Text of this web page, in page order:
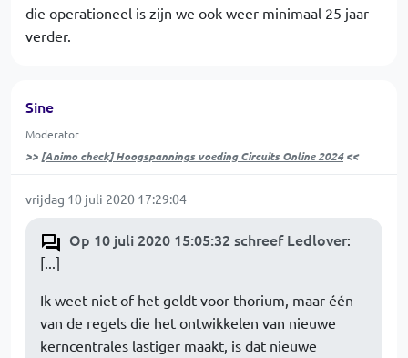
die operationeel is zijn we ook weer minimaal 25 jaar
verder.
Sine
Moderator
>> [Animo check] Hoogspannings voeding Circuits Online 2024<<
vrijdag 10 juli 2020 17:29:04
Op 10 juli 2020 15:05:32 schreef Ledlover:
[...]
Ik weet niet of het geldt voor thorium, maar één
van de regels die het ontwikkelen van nieuwe
kerncentrales lastiger maakt, is dat nieuwe